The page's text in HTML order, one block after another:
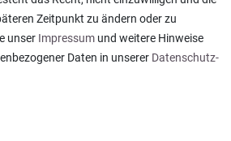
- prompte Lieferung und
Pflegehinweis!
05.08.2026
29.07.2026
Zeitpunkt zu ändern oder zu
unser Impressum und weitere Hinweise
Daten in unserer Daten­schutz­